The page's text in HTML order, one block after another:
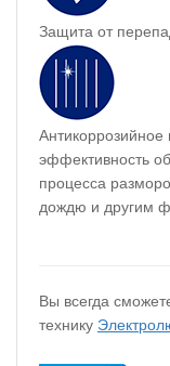
Защита от
эффективность
процесса
дождю и другим
Вы всегда
технику